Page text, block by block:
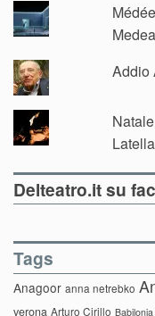
Addio
Latella
Delteatro.it su
Tags
Anagoor anna netrebko
verona Arturo Cirillo